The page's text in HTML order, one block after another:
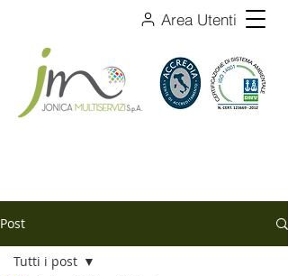
Area Utenti
Post
Tutti i post